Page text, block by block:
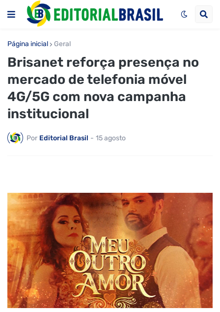
Página inicial Geral
Brisanet reforça presença no
mercado de telefonia móvel
4G/5G com nova campanha
institucional
Por Editorial Brasil - 15 agosto